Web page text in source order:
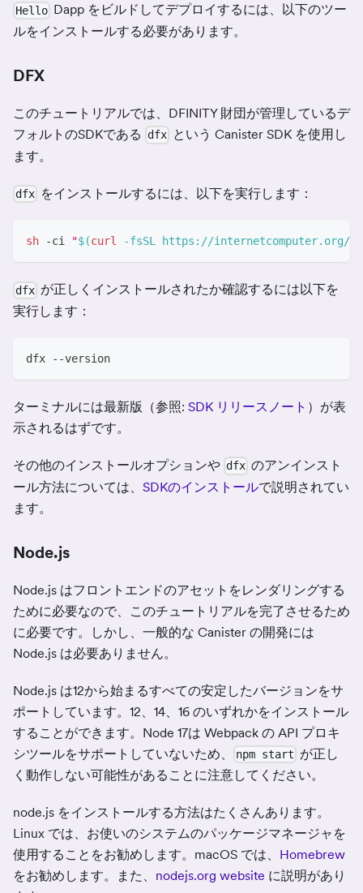
Hello Dapp をビルドしてデプロイするには、以下のツー
ルをインストールする必要があります。
DFX
このチュートリアルでは、DFINITY 財団が管理しているデ
フォルトのSDKである
dfx という Canister SDK を使用し
ます。
dfx をインストールするには、以下を実行します：
sh -ci "$(curl -fsSL https://internetcomputer.org/
dfx が正しくインストールされたか確認するには以下を
実行します：
dfx --version
ターミナルには最新版（参照: SDK リリースノート ）が表
示されるはずです。
その他のインストールオプションや dfx のアンインスト
ール方法については、 SDKのインストールで説明されてい
ます。
Node.js
Node.js はフロントエンドのアセットをレンダリングする
ために必要なので、このチュートリアルを完了させるため
に必要です。しかし、一般的な Canister の開発には
Node.js は必要ありません。
Node.js は12から始まるすべての安定したバージョンをサ
ポートしています。12、14、16 のいずれかをインストール
することができます。Node 17は Webpack の API プロキ
シツールをサポートしていないため、
npm start が正し
く動作しない可能性があることに注意してください。
node.js をインストールする方法はたくさんあります。
Linux では、お使いのシステムのパッケージマネージャを
使用することをお勧めします。macOS では、 Homebrew
をお勧めします。また、 nodejs.org website に説明があり